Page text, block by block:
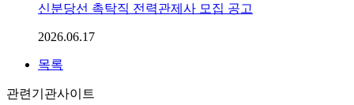
신분당선 촉탁직 전력관제사 모집 공고
2026.06.17
목록
관련기관사이트